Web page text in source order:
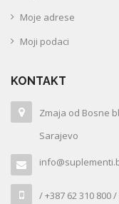
Moje adrese
Moji podaci
KONTAKT
Zmaja od Bosne
Sarajevo
/ +387 62 310 800